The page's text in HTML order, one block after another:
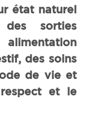
état naturel
sorties
des soins
de vie et
et le